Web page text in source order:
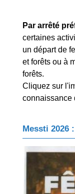
Par arrêté
certaines
un départ de
et forêts ou à
forêts.
Cliquez sur
connaissance
Messti 2026